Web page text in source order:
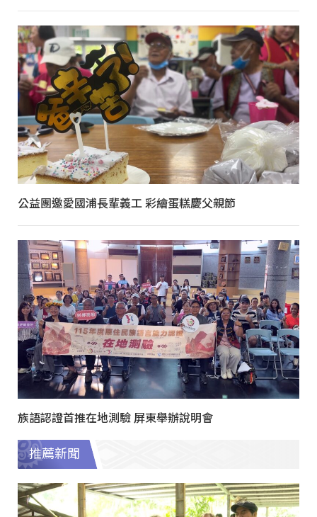
公益團邀愛國浦長輩義工 彩繪蛋糕慶父親節
族語認證首推在地測驗 屏東舉辦說明會
推薦新聞